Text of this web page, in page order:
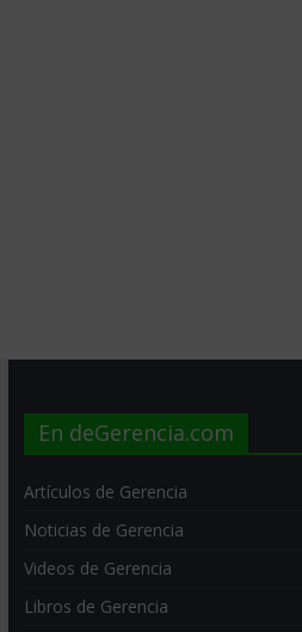
En deGerencia.com
Artículos de Gerencia
Noticias de Gerencia
Videos de Gerencia
Libros de Gerencia